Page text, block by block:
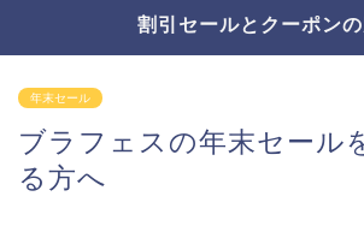
割引セールとクーポン
年末セール
ブラフェスの年末セール
る方へ